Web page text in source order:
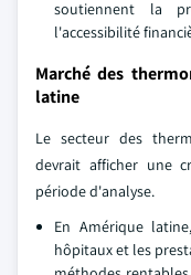
soutiennent la
l'accessibilité
Marché des
latine
Le secteur des
devrait afficher une
période d'analyse.
En Amérique
hôpitaux et les